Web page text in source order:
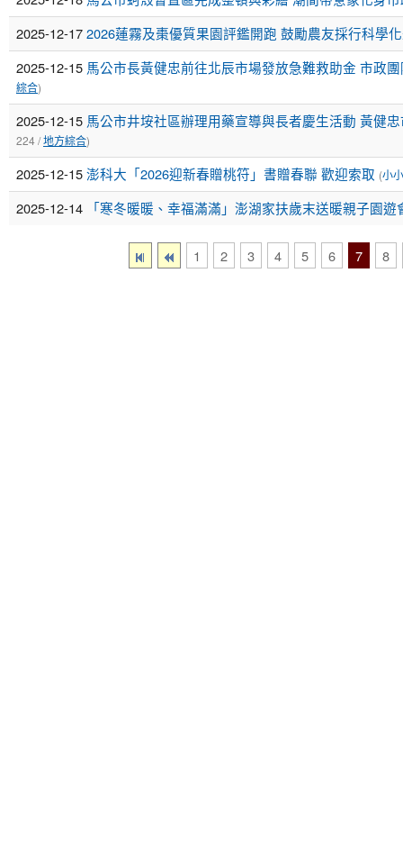
2025-12-172026蓮霧及棗優質果園評鑑開跑 鼓勵農友採行科學
2025-12-15 馬公市長黃健忠前往北辰市場發放急難救助金 市政
綜合)
2025-12-15 馬公市井垵社區辦理用藥宣導與長者慶生活動 黃健
224 /地方綜合)
2025-12-15澎科大「2026迎新春贈桃符」書贈春聯 歡迎索取 (小
2025-12-14 「寒冬暖暖、幸福滿滿」澎湖家扶歲末送暖親子園遊
1 2 3 4 5 6 7 8